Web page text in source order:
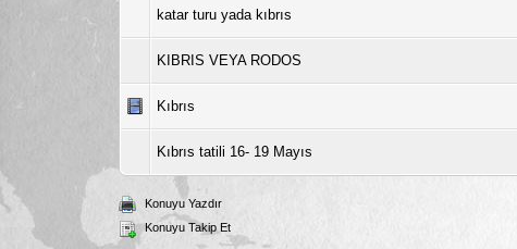
katar turu yada kıbrıs
KIBRIS VEYA RODOS
Kıbrıs
Kıbrıs tatili 16- 19 Mayıs
Konuyu Yazdır
Konuyu Takip Et